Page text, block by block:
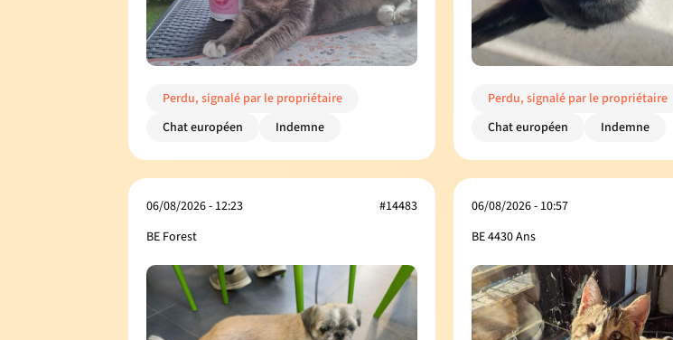
Perdu, signalé par le propriétaire
Chat européen
Indemne
Perdu, signalé par le propriétaire
Chat européen
Indemne
06/08/2026 - 12:23
BE Forest
#14483
06/08/2026 - 10:57
BE 4430 Ans